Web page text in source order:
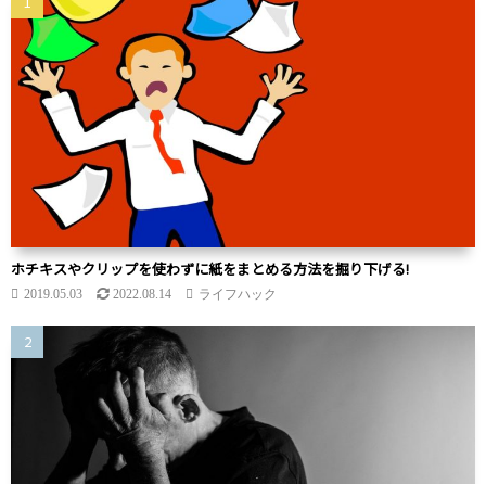
ホチキスやクリップを使わずに紙をまとめる方法を掘り下げる!
2019.05.03 2022.08.14 ライフハック